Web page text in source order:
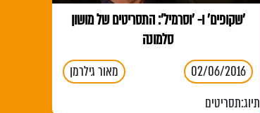
'שקופים' ו- 'וסרמיל': התסריטים של מושון
סלמונה
02/06/2016
מאור גילרמן
תיוג:תסריטים